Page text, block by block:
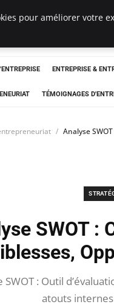
ENTREPRISE &
TÉMOIGNAGES
Analyse
SWOT :
SWOT : Outil
atouts
pour améliorer votre